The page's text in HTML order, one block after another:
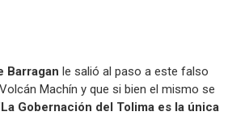
Barragan le salió al paso a este falso
Machín y que si bien el mismo se
La Gobernación del Tolima es la única